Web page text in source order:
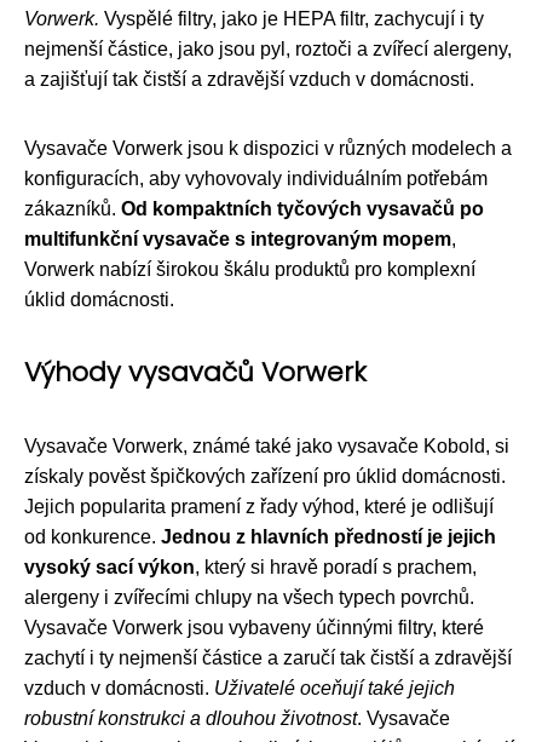
Vorwerk. Vyspělé filtry, jako je HEPA filtr, zachycují i ty
nejmenší částice, jako jsou pyl, roztoči a zvířecí alergeny,
a zajišťují tak čistší a zdravější vzduch v domácnosti.
Vysavače Vorwerk jsou k dispozici v různých modelech a
konfiguracích, aby vyhovovaly individuálním potřebám
zákazníků. Od kompaktních tyčových vysavačů po
multifunkční vysavače s integrovaným mopem,
Vorwerk nabízí širokou škálu produktů pro komplexní
úklid domácnosti.
Výhody vysavačů Vorwerk
Vysavače Vorwerk, známé také jako vysavače Kobold, si
získaly pověst špičkových zařízení pro úklid domácnosti.
Jejich popularita pramení z řady výhod, které je odlišují
od konkurence. Jednou z hlavních předností je jejich
vysoký sací výkon, který si hravě poradí s prachem,
alergeny i zvířecími chlupy na všech typech povrchů.
Vysavače Vorwerk jsou vybaveny účinnými filtry, které
zachytí i ty nejmenší částice a zaručí tak čistší a zdravější
vzduch v domácnosti. Uživatelé oceňují také jejich
robustní konstrukci a dlouhou životnost. Vysavače